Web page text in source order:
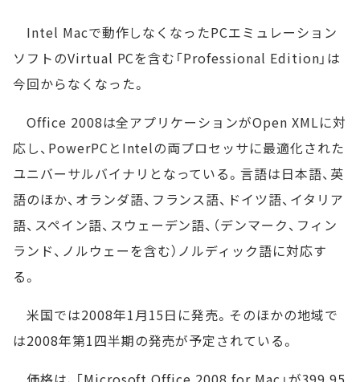
Intel Macで動作しなくなったPCエミュレーション
ソフトのVirtual PCを含む「Professional Edition」は
今回からなくなった。
Office 2008は全アプリケーションがOpen XMLに対
応し、PowerPCとIntelの両プロセッサに最適化された
ユニバーサルバイナリとなっている。言語は日本語、英
語のほか、オランダ語、フランス語、ドイツ語、イタリア
語、スペイン語、スウェーデン語、（デンマーク、フィン
ランド、ノルウェーを含む）ノルディック語に対応す
る。
米国では2008年1月15日に発売。そのほかの地域で
は2008年第1四半期の発売が予定されている。